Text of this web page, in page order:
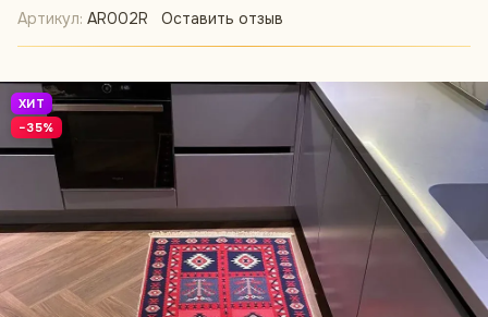
Артикул: AR002R Оставить отзыв
ХИТ
−35%